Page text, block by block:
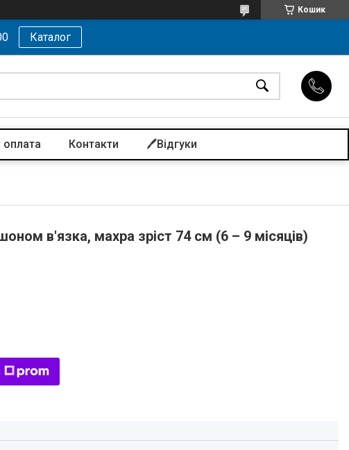
Кошик
Каталог
Контакти 🖊️Відгуки
в'язка, махра зріст 74 см (6 – 9 місяців)